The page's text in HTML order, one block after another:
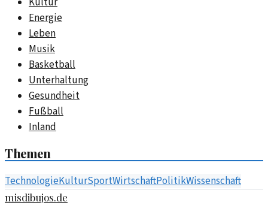
Energie
Leben
Musik
Basketball
Unterhaltung
Gesundheit
Fußball
Inland
Themen
TechnologieKulturSportWirtschaftPolitikWissenschaft
misdibujos.de